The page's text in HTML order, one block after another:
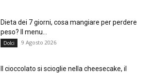
Dieta dei 7 giorni, cosa mangiare per perdere
peso? Il menu...
Dolci 9 Agosto 2026
Il cioccolato si scioglie nella cheesecake, il